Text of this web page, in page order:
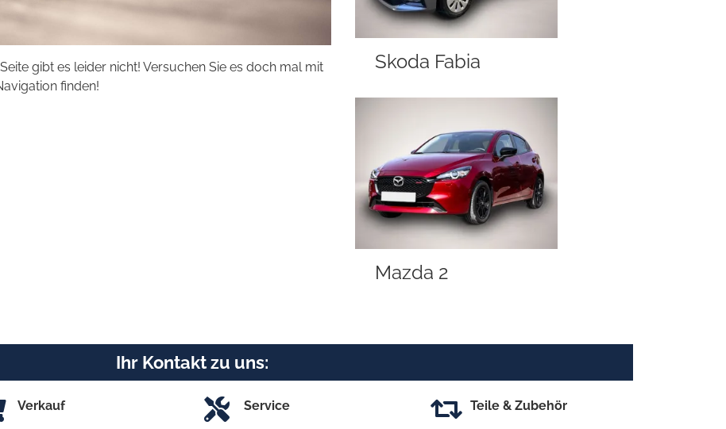
gibt es leider nicht! Versuchen Sie es doch mal mit
finden!
Skoda Fabia
Mazda 2
Ihr Kontakt zu uns:
Verkauf Service Teile & Zubehör